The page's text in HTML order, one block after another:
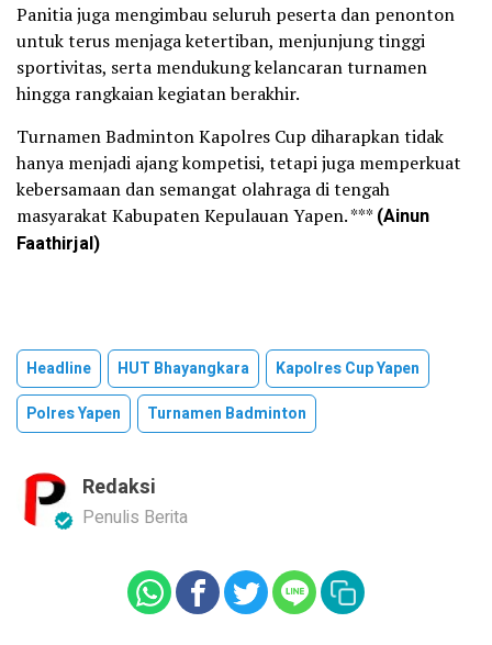
Panitia juga mengimbau seluruh peserta dan penonton
untuk terus menjaga ketertiban, menjunjung tinggi
sportivitas, serta mendukung kelancaran turnamen
hingga rangkaian kegiatan berakhir.
Turnamen Badminton Kapolres Cup diharapkan tidak
hanya menjadi ajang kompetisi, tetapi juga memperkuat
kebersamaan dan semangat olahraga di tengah
masyarakat Kabupaten Kepulauan Yapen. *** (Ainun
Faathirjal)
Headline HUT Bhayangkara
Kapolres Cup Yapen
Polres Yapen
Turnamen Badminton
Redaksi
Penulis Berita